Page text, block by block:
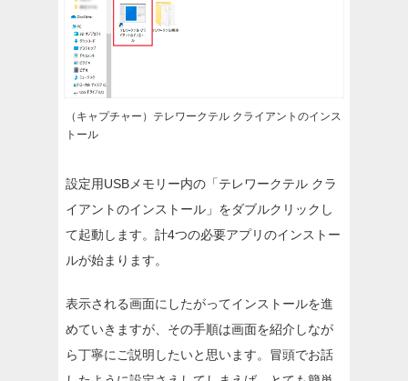
（キャプチャー）テレワークテル クライアントのインス
トール
設定用USBメモリー内の「テレワークテル クラ
イアントのインストール」をダブルクリックし
て起動します。計4つの必要アプリのインストー
ルが始まります。
表示される画面にしたがってインストールを進
めていきますが、その手順は画面を紹介しなが
ら丁寧にご説明したいと思います。冒頭でお話